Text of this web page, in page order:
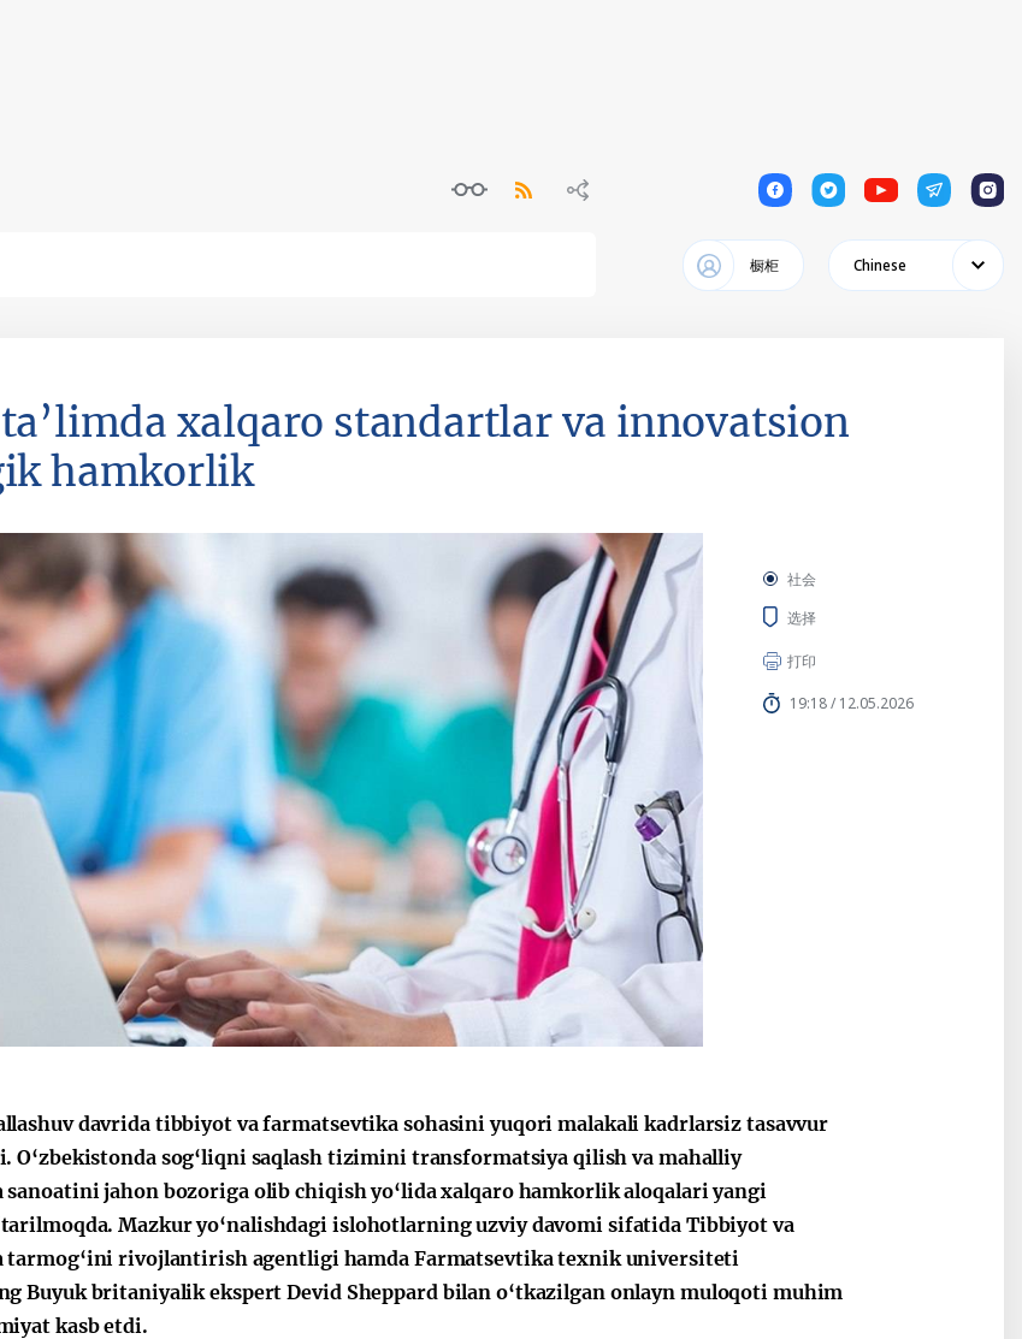
1 1 1 1 1
橱柜 Chinese
宪法改革
xalqaro standartlar va innovatsion
hamkorlik
社会
选择
打印
19:18 / 12.05.2026
davrida tibbiyot va farmatsevtika sohasini yuqori malakali kadrlarsiz tasavvur
O‘zbekistonda sog‘liqni saqlash tizimini transformatsiya qilish va mahalliy
jahon bozoriga olib chiqish yo‘lida xalqaro hamkorlik aloqalari yangi
Mazkur yo‘nalishdagi islohotlarning uzviy davomi sifatida Tibbiyot va
tarmog‘ini rivojlantirish agentligi hamda Farmatsevtika texnik universiteti
Buyuk britaniyalik ekspert Devid Sheppard bilan o‘tkazilgan onlayn muloqoti muhim
kasb etdi.